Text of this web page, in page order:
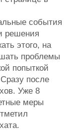
события
решения
этого, на
проблемы
попыткой
после
Уже 8
меры